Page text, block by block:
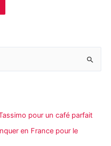
pour un café parfait
en France pour le